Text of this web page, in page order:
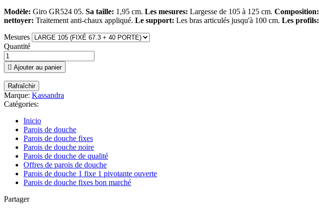
Modèle: Giro GR524 05. Sa taille: 1,95 cm. Les mesures: Largesse de 105 à 125 cm. Composition:
nettoyer: Traitement anti-chaux appliqué. Le support: Les bras articulés jusqu'à 100 cm. Les profils:
Mesures
Quantité
 Ajouter au panier
Marque: Kassandra
Catégories:
Inicio
Parois de douche
Parois de douche fixes
Parois de douche noire
Parois de douche de qualité
Offres de parois de douche
Parois de douche 1 fixe 1 pivotante ouverte
Parois de douche fixes bon marché
Partager